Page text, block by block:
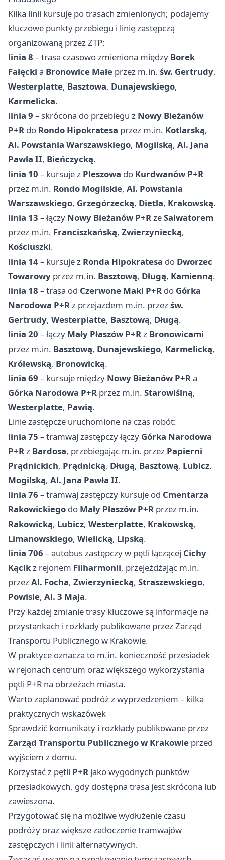
Kilka linii kursuje po trasach zmienionych; podajemy
kluczowe punkty przebiegu i linię zastępczą
organizowaną przez ZTP:
linia 8 – trasa czasowo zmieniona między Borek
Fałęcki a Bronowice Małe przez m.in. św. Gertrudy,
Westerplatte, Basztowa, Dunajewskiego,
Karmelicka.
linia 9 – skrócona do przebiegu z Nowy Bieżanów
P+R do Rondo Hipokratesa przez m.in. Kotlarską,
Al. Powstania Warszawskiego, Mogilską, Al. Jana
Pawła II, Bieńczycką.
linia 10 – kursuje z Pleszowa do Kurdwanów P+R
przez m.in. Rondo Mogilskie, Al. Powstania
Warszawskiego, Grzegórzecką, Dietla, Krakowską.
linia 13 – łączy Nowy Bieżanów P+RzeSalwatorem
przez m.in. Franciszkańską, Zwierzyniecką,
Kościuszki.
linia 14– kursuje z Ronda Hipokratesa do Dworzec
Towarowy przez m.in. Basztową, Długą, Kamienną.
linia 18 – trasa od Czerwone Maki P+R do Górka
Narodowa P+Rz przejazdem m.in. przezśw.
Gertrudy, Westerplatte, Basztową, Długą.
linia 20 – łączy Mały Płaszów P+Rz Bronowicami
przez m.in. Basztową, Dunajewskiego, Karmelicką,
Królewską, Bronowicką.
linia 69 – kursuje między Nowy Bieżanów P+Ra
Górka Narodowa P+R przez m.in. Starowiślną,
Westerplatte, Pawią.
Linie zastępcze uruchomione na czas robót:
linia 75 – tramwaj zastępczy łączy Górka Narodowa
P+Rz Bardosa, przebiegając m.in. przez Papierni
Prądnickich, Prądnicką, Długą, Basztową, Lubicz,
Mogilską, Al. Jana Pawła II.
linia 76 – tramwaj zastępczy kursuje od Cmentarza
Rakowickiego do Mały Płaszów P+R przez m.in.
Rakowicką, Lubicz, Westerplatte, Krakowską,
Limanowskiego, Wielicką, Lipską.
linia 706 – autobus zastępczy w pętli łączącej Cichy
Kącikz rejonem Filharmonii, przejeżdżając m.in.
przezAl. Focha, Zwierzyniecką, Straszewskiego,
Powisle, Al. 3 Maja.
Przy każdej zmianie trasy kluczowe są informacje na
przystankach i rozkłady publikowane przez Zarząd
Transportu Publicznego w Krakowie.
W praktyce oznacza to m.in. konieczność przesiadek
w rejonach centrum oraz większego wykorzystania
pętli P+R na obrzeżach miasta.
Warto zaplanować podróż z wyprzedzeniem – kilka
praktycznych wskazówek
Sprawdzić komunikaty i rozkłady publikowane przez
Zarząd Transportu Publicznego w Krakowie przed
wyjściem z domu.
Korzystać z pętli P+R jako wygodnych punktów
przesiadkowych, gdy dostępna trasa jest skrócona lub
zawieszona.
Przygotować się na możliwe wydłużenie czasu
podróży oraz większe zatłoczenie tramwajów
zastępczych i linii alternatywnych.